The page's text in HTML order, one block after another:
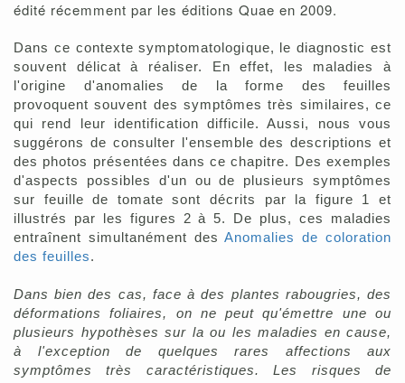
édité récemment par les éditions Quae en 2009.
Dans ce contexte symptomatologique, le diagnostic est
souvent délicat à réaliser. En effet, les maladies à
l'origine d'anomalies de la forme des feuilles
provoquent souvent des symptômes très similaires, ce
qui rend leur identification difficile. Aussi, nous vous
suggérons de consulter l'ensemble des descriptions et
des photos présentées dans ce chapitre. Des exemples
d'aspects possibles d'un ou de plusieurs symptômes
sur feuille de tomate sont décrits par la figure 1 et
illustrés par les figures 2 à 5. De plus, ces maladies
entraînent simultanément desAnomalies de coloration
des feuilles.
Dans bien des cas, face à des plantes rabougries, des
déformations foliaires, on ne peut qu'émettre une ou
plusieurs hypothèses sur la ou les maladies en cause,
à l'exception de quelques rares affections aux
symptômes très caractéristiques.
Les risques de